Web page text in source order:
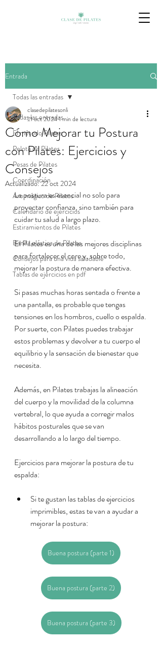
Entrada
Todas las entradas
El método Pilates
Pelota de Pilates
Pesas de Pilates
Coordinación
Aro mágico de Pilates
Calendario de ejercicios
Estiramientos de Pilates
Banda elástica de Pilates
Consejos para una vida saludable
Tablas de ejercicios en pdf
Todas las entradas
Cómo Mejorar tu Postura
con Pilates: Ejercicios y
Consejos
clasedepilatesonli
21 oct 20241 min de lectura
Actualizado:22 oct 2024
La postura es esencial no solo para
proyectar confianza, sino también para
cuidar tu salud a largo plazo.
El Pilates es una de las mejores disciplinas
para fortalecer el core y, sobre todo,
mejorar la postura de manera efectiva.
Si pasas muchas horas sentada o frente a
una pantalla, es probable que tengas
tensiones en los hombros, cuello o espalda.
Por suerte, con Pilates puedes trabajar
estos problemas y devolver a tu cuerpo el
equilibrio y la sensación de bienestar que
necesita.
Además, en Pilates trabajas la alineación
del cuerpo y la movilidad de la columna
vertebral, lo que ayuda a corregir malos
hábitos posturales que se van
desarrollando a lo largo del tiempo.
Ejercicios para mejorar la postura de tu
espalda:
Si te gustan las tablas de ejercicios
imprimibles, estas te van a ayudar a
mejorar la postura:
Buena postura (parte 1)
Buena postura (parte 2)
Buena postura (parte 3)